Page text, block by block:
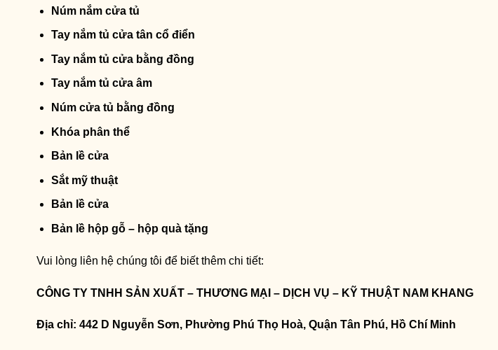
Núm nắm cửa tủ
Tay nắm tủ cửa tân cổ điển
Tay nắm tủ cửa bằng đồng
Tay nắm tủ cửa âm
Núm cửa tủ bằng đồng
Khóa phân thể
Bản lề cửa
Sắt mỹ thuật
Bản lề cửa
Bản lề hộp gỗ – hộp quà tặng
Vui lòng liên hệ chúng tôi để biết thêm chi tiết:
CÔNG TY TNHH SẢN XUẤT – THƯƠNG MẠI – DỊCH VỤ – KỸ THUẬT NAM KHANG
Địa chỉ: 442 D Nguyễn Sơn, Phường Phú Thọ Hoà, Quận Tân Phú, Hồ Chí Minh